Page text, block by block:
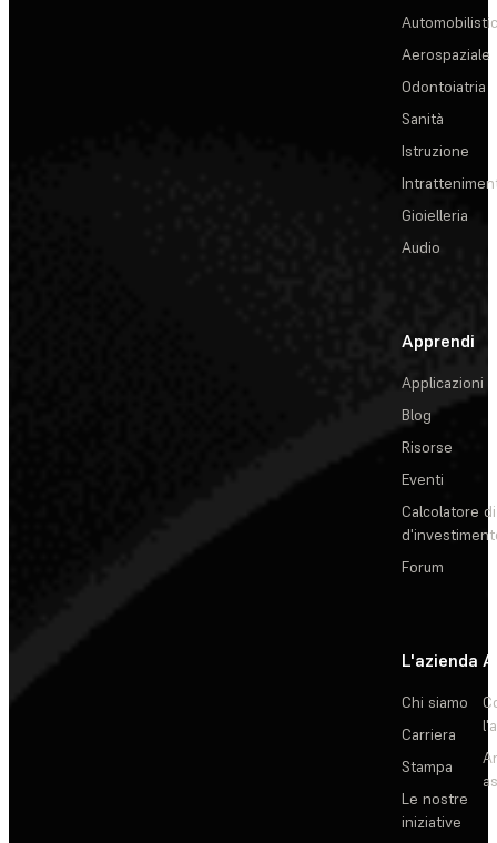
Aerospaziale
Odontoiatria
Sanità
Istruzione
Gioielleria
Audio
Apprendi
Applicazioni
Blog
Risorse
Eventi
Calcolatore
Forum
L'azienda
Chi siamo
Carriera
Stampa
Le nostre
iniziative